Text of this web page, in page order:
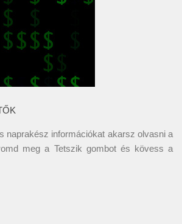
naprakész információkat akarsz olvasni a
meg a Tetszik gombot és kövess a